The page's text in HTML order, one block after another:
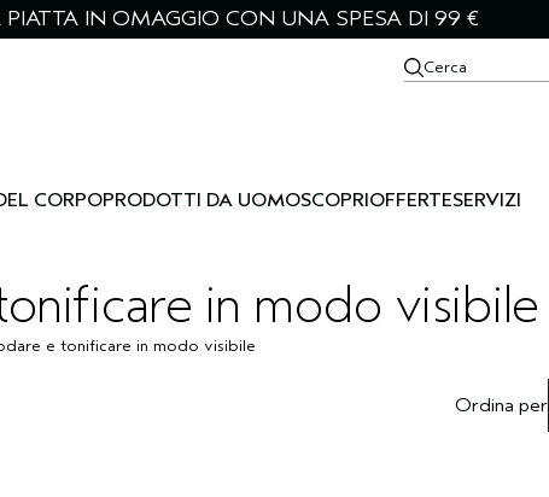
IN OMAGGIO CON UNA SPESA DI 99 €
Cerca
CORPOPRODOTTI DA UOMOSCOPRIOFFERTESERVIZI
in modo visibile
e tonificare in modo visibile
Ordina per